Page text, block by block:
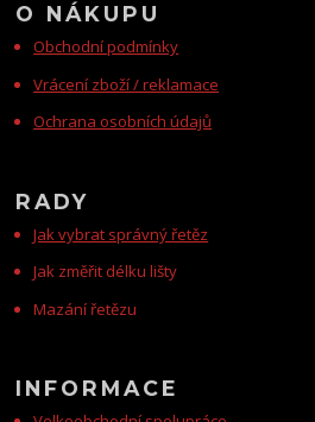
O NÁKUPU
Obchodní podmínky
Vrácení zboží / reklamace
Ochrana osobních údajů
RADY
Jak vybrat správný řetěz
Jak změřit délku lišty
Mazání řetězu
INFORMACE